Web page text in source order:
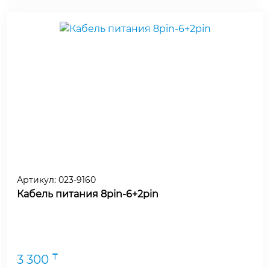
Артикул: 023-9160
Кабель питания 8pin-6+2pin
3 300 ₸